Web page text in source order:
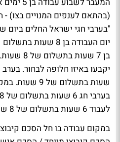
"בערבי חגי ישראל החלים ביום
בן 7
שעות בתשלום
לעבוד 6 שעות בתשלום של 8 שעות".
במקום עבודה בו חל הסכם